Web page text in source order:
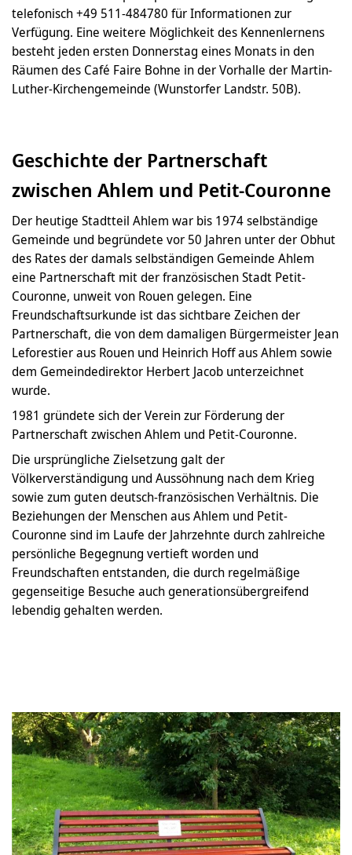
telefonisch +49 511-484780 für Informationen zur
Verfügung. Eine weitere Möglichkeit des Kennenlernens
besteht jeden ersten Donnerstag eines Monats in den
Räumen des Café Faire Bohne in der Vorhalle der Martin-
Luther-Kirchengemeinde (Wunstorfer Landstr. 50B).
Geschichte der Partnerschaft
zwischen Ahlem und Petit-Couronne
Der heutige Stadtteil Ahlem war bis 1974 selbständige
Gemeinde und begründete vor 50 Jahren unter der Obhut
des Rates der damals selbständigen Gemeinde Ahlem
eine Partnerschaft mit der französischen Stadt Petit-
Couronne, unweit von Rouen gelegen. Eine
Freundschaftsurkunde ist das sichtbare Zeichen der
Partnerschaft, die von dem damaligen Bürgermeister Jean
Leforestier aus Rouen und Heinrich Hoff aus Ahlem sowie
dem Gemeindedirektor Herbert Jacob unterzeichnet
wurde.
1981 gründete sich der Verein zur Förderung der
Partnerschaft zwischen Ahlem und Petit-Couronne.
Die ursprüngliche Zielsetzung galt der
Völkerverständigung und Aussöhnung nach dem Krieg
sowie zum guten deutsch-französischen Verhältnis. Die
Beziehungen der Menschen aus Ahlem und Petit-
Couronne sind im Laufe der Jahrzehnte durch zahlreiche
persönliche Begegnung vertieft worden und
Freundschaften entstanden, die durch regelmäßige
gegenseitige Besuche auch generationsübergreifend
lebendig gehalten werden.